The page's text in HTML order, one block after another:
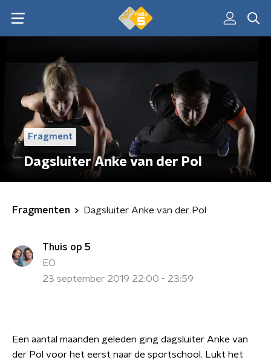
Fragment
Dagsluiter Anke van der Pol
Fragmenten Dagsluiter Anke van der Pol
Thuis op 5
EO
23 september 2019 22:00 - 23:59
Een aantal maanden geleden ging dagsluiter Anke van
der Pol voor het eerst naar de sportschool. Lukt het